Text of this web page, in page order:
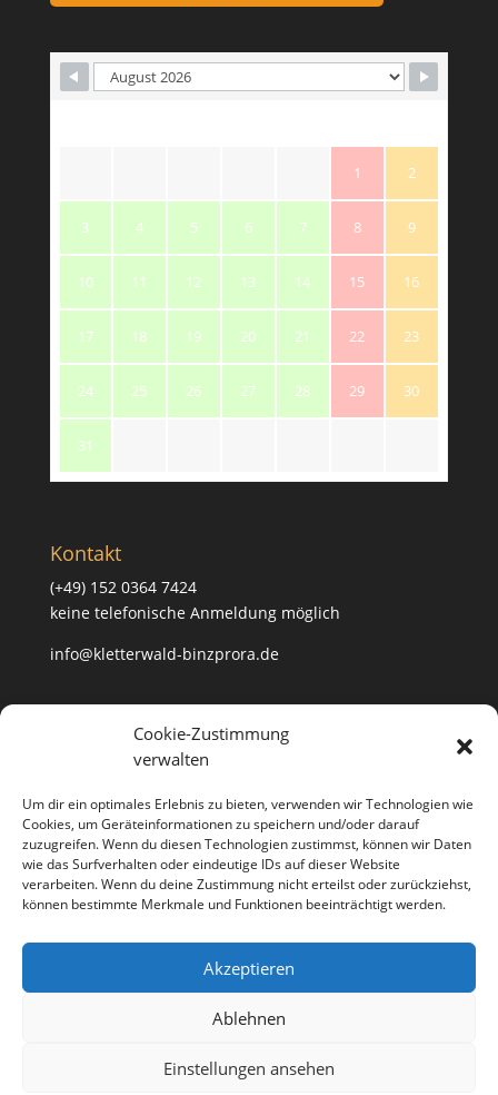
Cookie-Zustimmung
verwalten
Um dir ein optimales Erlebnis zu bieten, verwenden wir Technologien wie
Cookies, um Geräteinformationen zu speichern und/oder darauf
zuzugreifen. Wenn du diesen Technologien zustimmst, können wir Daten
wie das Surfverhalten oder eindeutige IDs auf dieser Website
verarbeiten. Wenn du deine Zustimmung nicht erteilst oder zurückziehst,
können bestimmte Merkmale und Funktionen beeinträchtigt werden.
Akzeptieren
Ablehnen
Einstellungen ansehen
1 2
3 4 5 6 7 8 9
10 11 12 13 14 15 16
17 18 19 20 21 22 23
24 25 26 27 28 29 30
31
Kontakt
(+49) 152 0364 7424
keine telefonische Anmeldung möglich
info@kletterwald-binzprora.de
Postanschrift
Kletterwald BinzProra Uwe Häusler
18507 Klein Lehmhagen
Datenschutzerklärung
Richtlinie für Storno und Rückerstattungen